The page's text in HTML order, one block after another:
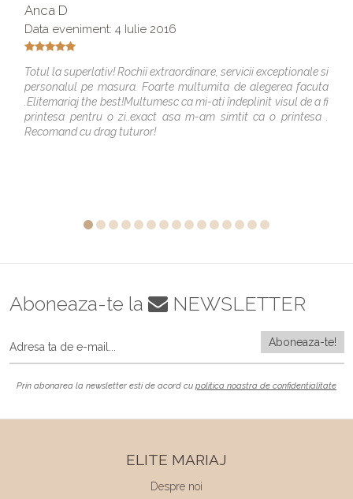
Anca D
Data eveniment: 4 Iulie 2016
Totul la superlativ! Rochii extraordinare, servicii exceptionale si
personalul pe masura. Foarte multumita de alegerea facuta
.Elitemariaj the best!Multumesc ca mi-ati îndeplinit visul de a fi
printesa pentru o zi..exact asa m-am simtit ca o printesa .
Recomand cu drag tuturor!
Aboneaza-te la NEWSLETTER
Prin abonarea la newsletter esti de acord cu politica noastra de confidentialitate
ELITE MARIAJ
Despre noi